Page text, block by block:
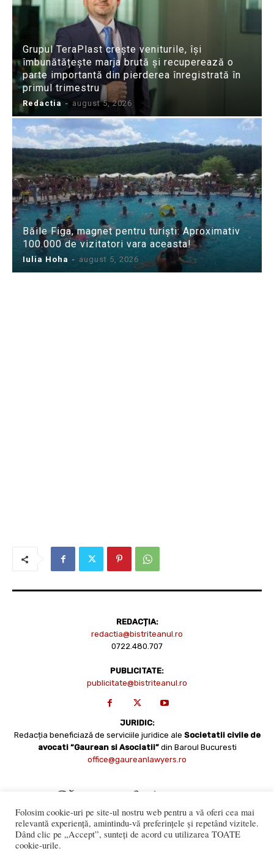
Grupul TeraPlast crește veniturile, își
îmbunătățește marja brută și recuperează o
parte importantă din pierderea înregistrată în
primul trimestru
Redactia - august 5, 2026
Băile Figa, magnet pentru turiști: Aproximativ
100.000 de vizitatori vara aceasta!
Iulia Hoha - august 5, 2026
REDACȚIA:
redactia@bistriteanul.ro
0722.480.707
PUBLICITATE:
publicitate@bistriteanul.ro
JURIDIC:
Redacția beneficiază de serviciile juridice ale Societatii civile de
avocati “Gaurean si Asociatii” din Baroul Bucuresti
office@gaureanlawyers.ro
Folosim cookie-uri pe site-ul nostru web pentru a vă oferi cea mai
relevantă experiență, amintindu-vă preferințele și repetând vizitele.
Dând clic pe „Accept”, sunteți de acord cu utilizarea TOATE
cookie-urile.